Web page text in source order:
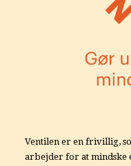
Ventilen er en frivillig,
arbejder for at mindske